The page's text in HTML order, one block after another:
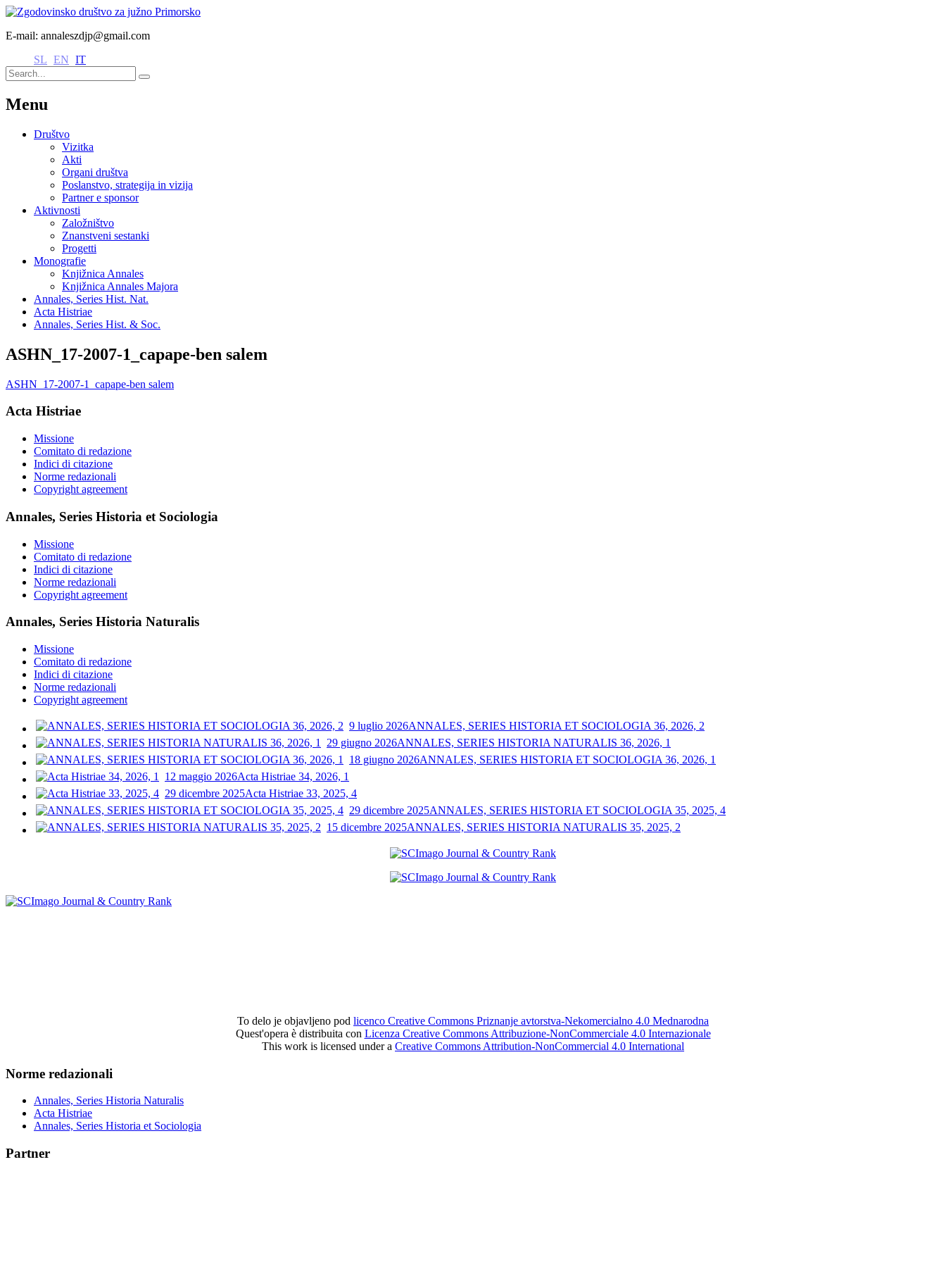
E-mail: annaleszdjp@gmail.com
SL EN IT
Menu
Društvo
Vizitka
Akti
Organi društva
Poslanstvo, strategija in vizija
Partner e sponsor
Aktivnosti
Založništvo
Znanstveni sestanki
Progetti
Monografie
Knjižnica Annales
Knjižnica Annales Majora
Annales, Series Hist. Nat.
Acta Histriae
Annales, Series Hist. & Soc.
ASHN_17-2007-1_capape-ben salem
ASHN_17-2007-1_capape-ben salem
Acta Histriae
Missione
Comitato di redazione
Indici di citazione
Norme redazionali
Copyright agreement
Annales, Series Historia et Sociologia
Missione
Comitato di redazione
Indici di citazione
Norme redazionali
Copyright agreement
Annales, Series Historia Naturalis
Missione
Comitato di redazione
Indici di citazione
Norme redazionali
Copyright agreement
9 luglio 2026ANNALES, SERIES HISTORIA ET SOCIOLOGIA 36, 2026, 2
29 giugno 2026ANNALES, SERIES HISTORIA NATURALIS 36, 2026, 1
18 giugno 2026ANNALES, SERIES HISTORIA ET SOCIOLOGIA 36, 2026, 1
12 maggio 2026Acta Histriae 34, 2026, 1
29 dicembre 2025Acta Histriae 33, 2025, 4
29 dicembre 2025ANNALES, SERIES HISTORIA ET SOCIOLOGIA 35, 2025, 4
15 dicembre 2025ANNALES, SERIES HISTORIA NATURALIS 35, 2025, 2
To delo je objavljeno pod licenco Creative Commons Priznanje avtorstva-Nekomercialno 4.0 Mednarodna
Quest'opera è distribuita con Licenza Creative Commons Attribuzione-NonCommerciale 4.0 Internazionale
This work is licensed under a Creative Commons Attribution-NonCommercial 4.0 International
Norme redazionali
Annales, Series Historia Naturalis
Acta Histriae
Annales, Series Historia et Sociologia
Partner